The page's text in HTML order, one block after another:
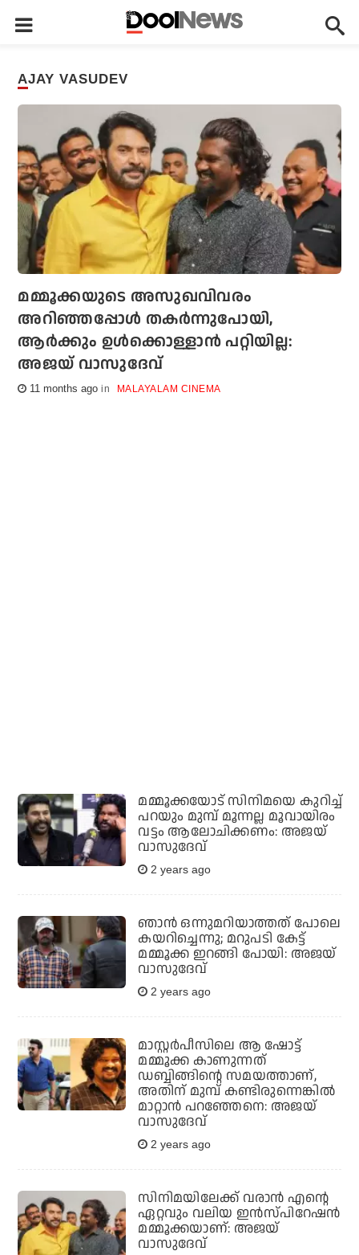
AJAY VASUDEV
മമ്മൂക്കയുടെ അസുഖവിവരം
അറിഞ്ഞപ്പോൾ തകർന്നുപോയി,
ആർക്കും ഉൾക്കൊള്ളാൻ പറ്റിയില്ല:
അജയ് വാസുദേവ്
11 months ago MALAYALAM CINEMA
മമ്മൂക്കയോട് സിനിമയെ കുറിച്ച്
പറയും മുമ്പ് മൂന്നല്ല മൂവായിരം
വട്ടം ആലോചിക്കണം: അജയ്
വാസുദേവ്
2 years ago
ഞാന്‍ ഒന്നുമറിയാത്തത് പോലെ
കയറിച്ചെന്നു; മറുപടി കേട്ട്
മമ്മൂക്ക ഇറങ്ങി പോയി: അജയ്
വാസുദേവ്
2 years ago
മാസ്റ്റര്‍പീസിലെ ആ ഷോട്ട്
മമ്മൂക്ക കാണുന്നത്
ഡബ്ബിങ്ങിന്റെ സമയത്താണ്,
അതിന് മുമ്പ് കണ്ടിരുന്നെങ്കില്‍
മാറ്റാന്‍ പറഞ്ഞേനെ: അജയ്
വാസുദേവ്
2 years ago
സിനിമയിലേക്ക് വരാന്‍ എന്റെ
ഏറ്റവും വലിയ ഇന്‍സ്പിറേഷന്‍
മമ്മൂക്കയാണ്: അജയ്
വാസുദേവ്